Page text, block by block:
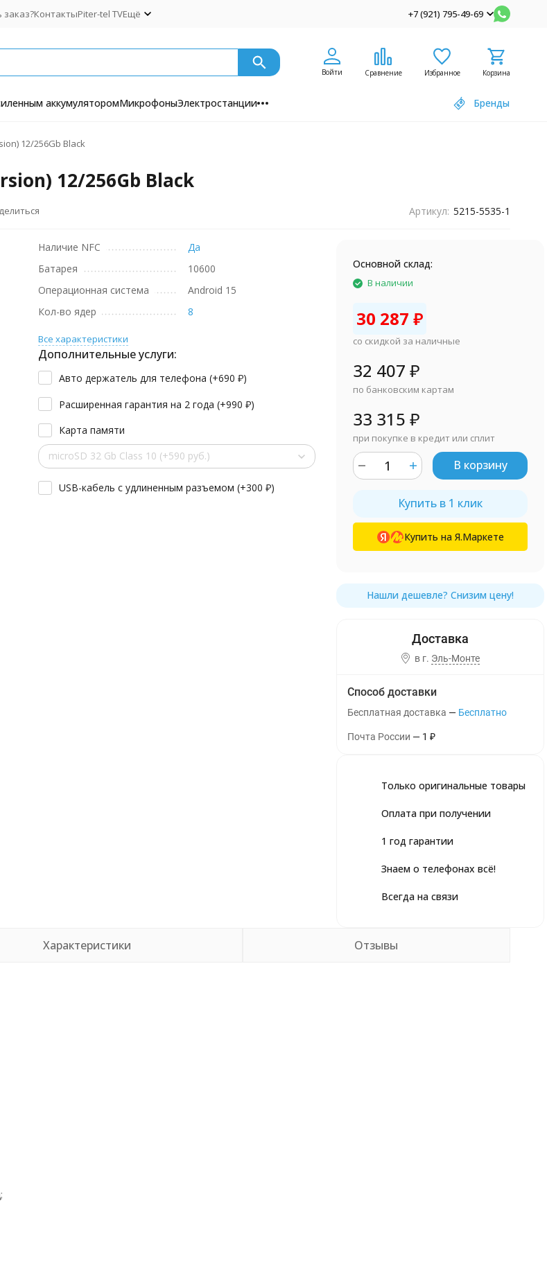
заказ?КонтактыPiter-tel TVЕщё +7 (921) 795-49-69
Войти Сравнение Избранное Корзина
аккумуляторомМикрофоныЭлектростанции Бренды
12/256Gb Black
12/256Gb Black
Артикул: 5215-5535-1
Наличие NFC
Да
Батарея
10600
Операционная система
Android 15
Кол-во ядер
8
Все характеристики
Дополнительные услуги:
Авто держатель для телефона (+690₽)
Расширенная гарантия на 2 года (+990₽)
Карта памяти
microSD 32 Gb Class 10 (+590 руб.)
USB-кабель с удлиненным разъемом (+300₽)
Основной склад:
В наличии
30 287₽
со скидкой за наличные
32 407₽
по банковским картам
33 315₽
при покупке в кредит или сплит
В корзину
Купить в 1 клик
Купить на Я.Маркете
в г. Эль-Монте
Способ доставки
Бесплатная доставка Бесплатно
Почта России 1₽
Только оригинальные товары
Оплата при получении
1 год гарантии
Знаем о телефонах всё!
Всегда на связи
Характеристики Отзывы